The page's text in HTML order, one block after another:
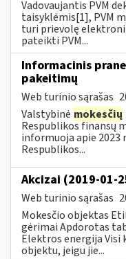
Vadovaujantis PVM
taisyklėmis[1], PVM
turi prievolę
pateikti PVM...
Informacinis
pakeitimų
Web turinio sąrašas
Valstybinė mokesčių
Respublikos finansų
informuoja apie 2023
Respublikos...
Akcizai (2019-01-
Web turinio sąrašas
Mokesčio objektas
gėrimai Apdorotas
Elektros energija
objektu, jeigu jie...